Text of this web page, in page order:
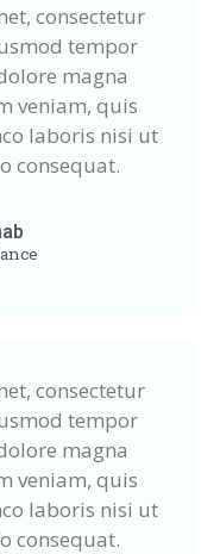
consectetur
tempor
magna
veniam, quis
laboris nisi ut
consequat.
consectetur
tempor
magna
veniam, quis
laboris nisi ut
consequat.